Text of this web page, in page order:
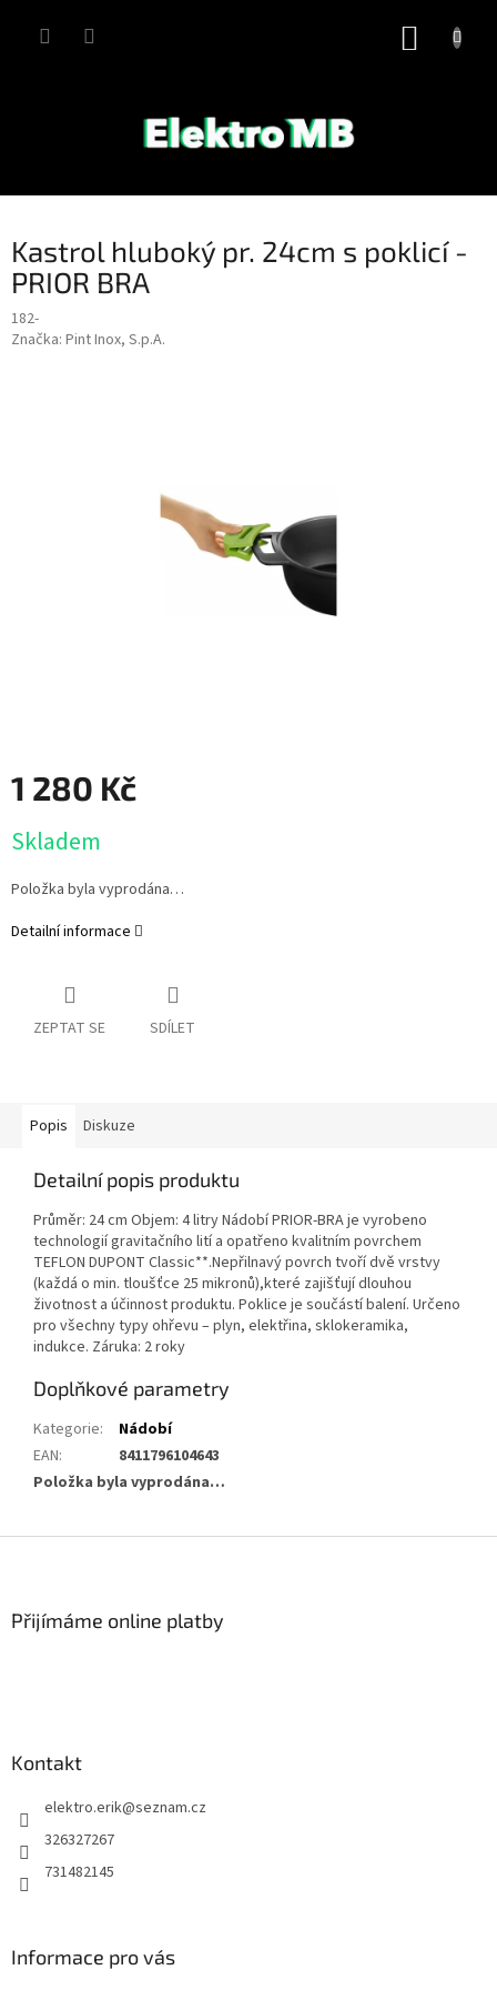
Kastrol hluboký pr. 24cm s poklicí -
PRIOR BRA
182-
Značka: Pint Inox, S.p.A.
1 280 Kč
cena:
Skladem
Položka byla vyprodána…
Detailní informace
ZEPTAT SE SDÍLET
Popis Diskuze
Detailní popis produktu
Průměr: 24 cm Objem: 4 litry Nádobí PRIOR-BRA je vyrobeno
technologií gravitačního lití a opatřeno kvalitním povrchem
TEFLON DUPONT Classic**.Nepřilnavý povrch tvoří dvě vrstvy
(každá o min. tloušťce 25 mikronů),které zajišťují dlouhou
životnost a účinnost produktu. Poklice je součástí balení. Určeno
pro všechny typy ohřevu – plyn, elektřina, sklokeramika,
indukce. Záruka: 2 roky
Doplňkové parametry
Kategorie:
Nádobí
EAN:
8411796104643
Položka byla vyprodána…
Přijímáme online platby
Kontakt
elektro.erik@seznam.cz
326327267
731482145
Informace pro vás